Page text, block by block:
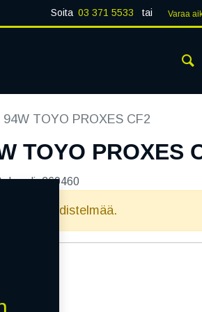
Soita 03 371 5533 tai Varaa
94W TOYO PROXES CF2
TOYO PROXES
269460
yhdistelmää.